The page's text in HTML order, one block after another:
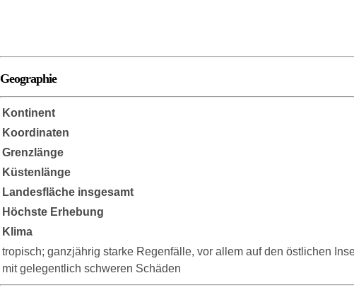
Geographie
Kontinent
Koordinaten
Grenzlänge
Küstenlänge
Landesfläche insgesamt
Höchste Erhebung
Klima
tropisch; ganzjährig starke Regenfälle, vor allem auf den östlichen
mit gelegentlich schweren Schäden